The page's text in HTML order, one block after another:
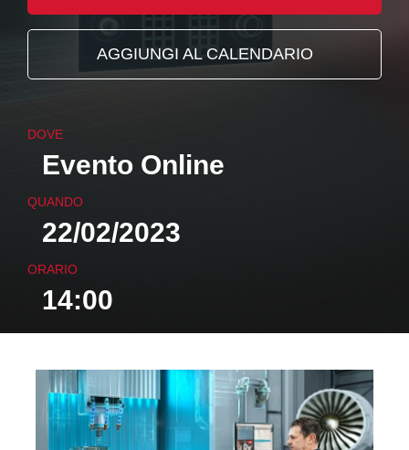
AGGIUNGI AL CALENDARIO
DOVE
Evento Online
QUANDO
22/02/2023
ORARIO
14:00